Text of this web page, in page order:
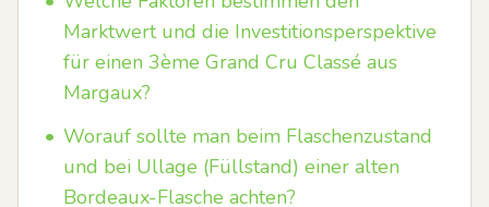
Marktwert und die Investitionsperspektive
für einen 3ème Grand Cru Classé aus
Margaux?
• Worauf sollte man beim Flaschenzustand
und bei Ullage (Füllstand) einer alten
Bordeaux-Flasche achten?